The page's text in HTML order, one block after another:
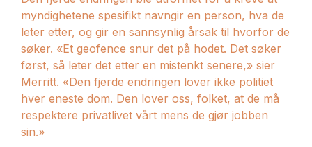
myndighetene spesifikt navngir en person, hva de
leter etter, og gir en sannsynlig årsak til hvorfor de
søker. «Et geofence snur det på hodet. Det søker
først, så leter det etter en mistenkt senere,» sier
Merritt. «Den fjerde endringen lover ikke politiet
hver eneste dom. Den lover oss, folket, at de må
respektere privatlivet vårt mens de gjør jobben
sin.»